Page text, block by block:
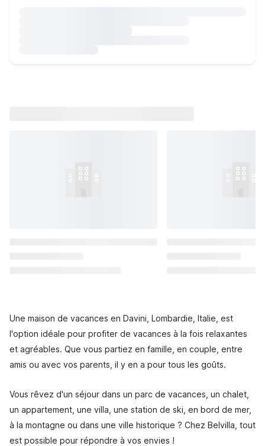
Une maison de vacances en Davini, Lombardie, Italie, est
l'option idéale pour profiter de vacances à la fois relaxantes
et agréables. Que vous partiez en famille, en couple, entre
amis ou avec vos parents, il y en a pour tous les goûts.
Vous rêvez d'un séjour dans un parc de vacances, un chalet,
un appartement, une villa, une station de ski, en bord de mer,
à la montagne ou dans une ville historique ? Chez Belvilla, tout
est possible pour répondre à vos envies !